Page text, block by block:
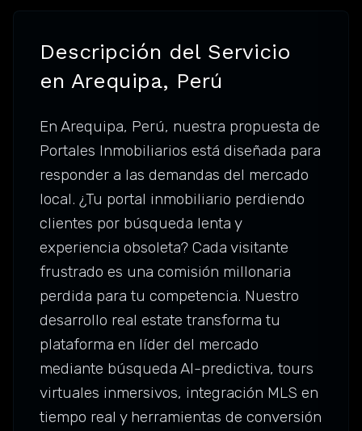
Descripción del Servicio
en Arequipa, Perú
En Arequipa, Perú, nuestra propuesta de
Portales Inmobiliarios está diseñada para
responder a las demandas del mercado
local. ¿Tu portal inmobiliario perdiendo
clientes por búsqueda lenta y
experiencia obsoleta? Cada visitante
frustrado es una comisión millonaria
perdida para tu competencia. Nuestro
desarrollo real estate transforma tu
plataforma en líder del mercado
mediante búsqueda AI-predictiva, tours
virtuales inmersivos, integración MLS en
tiempo real y herramientas de conversión